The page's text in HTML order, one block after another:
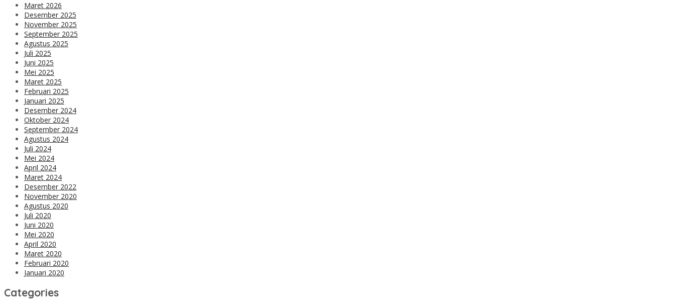
Maret 2026
Desember 2025
November 2025
September 2025
Agustus 2025
Juli 2025
Juni 2025
Mei 2025
Maret 2025
Februari 2025
Januari 2025
Desember 2024
Oktober 2024
September 2024
Agustus 2024
Juli 2024
Mei 2024
April 2024
Maret 2024
Desember 2022
November 2020
Agustus 2020
Juli 2020
Juni 2020
Mei 2020
April 2020
Maret 2020
Februari 2020
Januari 2020
Categories